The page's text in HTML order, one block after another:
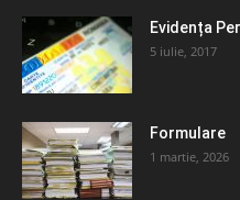
Evidența
5 iulie, 2017
Formulare
1 martie, 2026